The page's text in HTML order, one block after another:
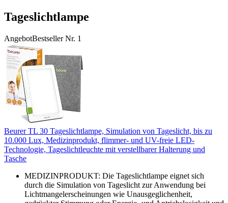
Tageslichtlampe
AngebotBestseller Nr. 1
Beurer TL 30 Tageslichtlampe, Simulation von Tageslicht, bis zu
10.000 Lux, Medizinprodukt, flimmer- und UV-freie LED-
Technologie, Tageslichtleuchte mit verstellbarer Halterung und
Tasche
MEDIZINPRODUKT: Die Tageslichtlampe eignet sich
durch die Simulation von Tageslicht zur Anwendung bei
Lichtmangelerscheinungen wie Unausgeglichenheit,